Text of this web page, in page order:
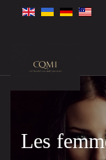
Les